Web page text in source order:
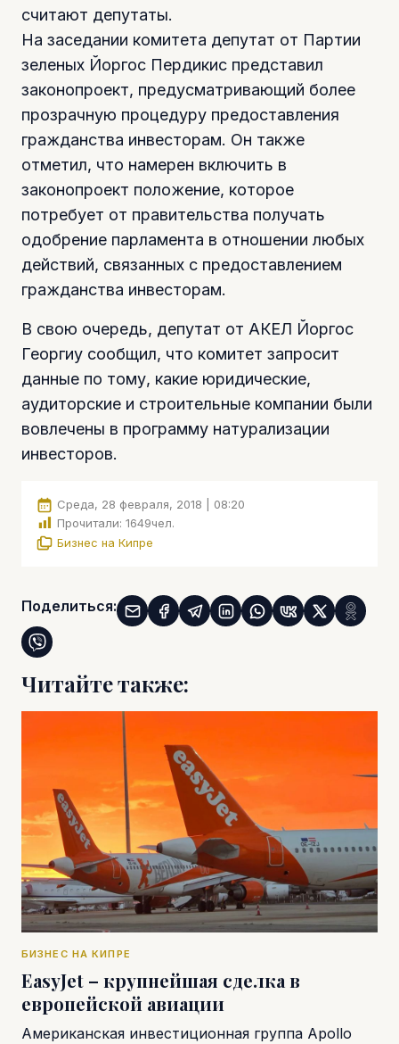
считают депутаты.
На заседании комитета депутат от Партии
зеленых Йоргос Пердикис представил
законопроект, предусматривающий более
прозрачную процедуру предоставления
гражданства инвесторам. Он также
отметил, что намерен включить в
законопроект положение, которое
потребует от правительства получать
одобрение парламента в отношении любых
действий, связанных с предоставлением
гражданства инвесторам.
В свою очередь, депутат от АКЕЛ Йоргос
Георгиу сообщил, что комитет запросит
данные по тому, какие юридические,
аудиторские и строительные компании были
вовлечены в программу натурализации
инвесторов.
Среда, 28 февраля, 2018 | 08:20
Прочитали: 1649чел.
Бизнес на Кипре
Поделиться:
Читайте также:
БИЗНЕС НА КИПРЕ
EasyJet – крупнейшая сделка в
европейской авиации
Американская инвестиционная группа Apollo